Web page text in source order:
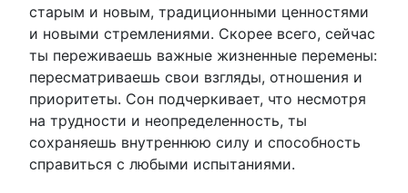
старым и новым, традиционными ценностями
и новыми стремлениями. Скорее всего, сейчас
ты переживаешь важные жизненные перемены:
пересматриваешь свои взгляды, отношения и
приоритеты. Сон подчеркивает, что несмотря
на трудности и неопределенность, ты
сохраняешь внутреннюю силу и способность
справиться с любыми испытаниями.